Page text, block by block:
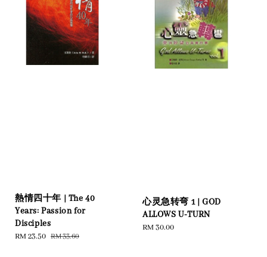
熱情四十年 | The 40
Years: Passion for
Disciples
Sale
RM 23.50 Regular
RM 33.60
心灵急转弯 1 | GOD
ALLOWS U-TURN
Regular
RM 30.00